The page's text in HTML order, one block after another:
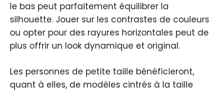
le bas peut parfaitement équilibrer la
silhouette. Jouer sur les contrastes de couleurs
ou opter pour des rayures horizontales peut de
plus offrir un look dynamique et original.
Les personnes de petite taille bénéficieront,
quant à elles, de modèles cintrés à la taille